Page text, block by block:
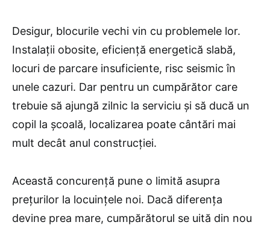
Desigur, blocurile vechi vin cu problemele lor.
Instalații obosite, eficiență energetică slabă,
locuri de parcare insuficiente, risc seismic în
unele cazuri. Dar pentru un cumpărător care
trebuie să ajungă zilnic la serviciu și să ducă un
copil la școală, localizarea poate cântări mai
mult decât anul construcției.
Această concurență pune o limită asupra
prețurilor la locuințele noi. Dacă diferența
devine prea mare, cumpărătorul se uită din nou